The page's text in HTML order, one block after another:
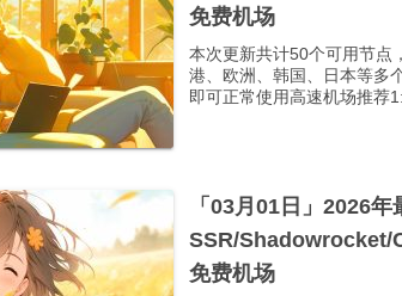
免费机场
本次更新共计50个可用节点
港、欧洲、韩国、日本等多
即可正常使用高速机场推荐
「03月01日」2026
SSR/Shadowrocket/
免费机场